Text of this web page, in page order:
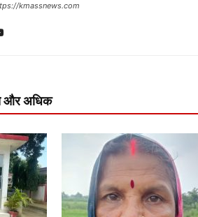
kmassnews.com
अधिक